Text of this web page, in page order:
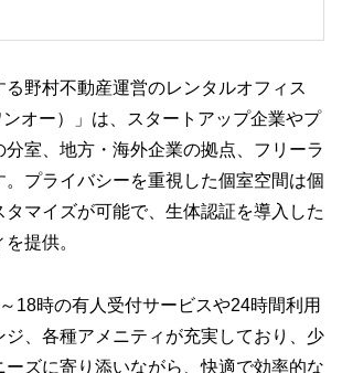
る野村不動産運営のレンタルオフィス
ンオー）」は、スタートアップ企業やプ
分室、地方・海外企業の拠点、フリーラ
。プライバシーを重視した個室空間は個
タマイズが可能で、生体認証を導入した
提供。
18時の有人受付サービスや24時間利用
ジ、各種アメニティが充実しており、少
ーズに寄り添いながら、快適で効率的な